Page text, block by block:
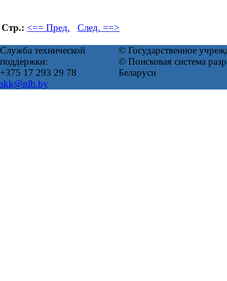
Стр.: <== Пред. След. ==>
Служба технической
поддержки:
+375 17 293 29 78
skk@nlb.by
© Государственное
© Поисковая система
Беларуси